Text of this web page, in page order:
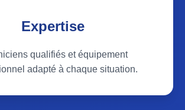
Expertise
qualifiés et équipement
adapté à chaque situation.